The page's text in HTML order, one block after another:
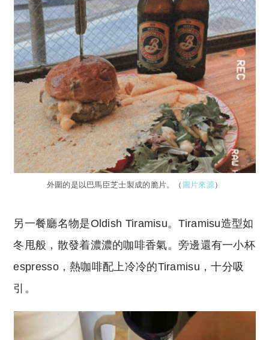
外圍的是以巴馬臣芝士製成的脆片。（ 圖片來源）
另一餐廳名物是Oldish Tiramisu。Tiramisu造型如
冬甩般，散發着濃濃的咖啡香氣。旁邊還有一小杯
espresso，熱咖啡配上冷冷的Tiramisu，十分吸
引。